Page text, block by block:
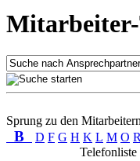
Sprung zu den
B D F G H K L M O R